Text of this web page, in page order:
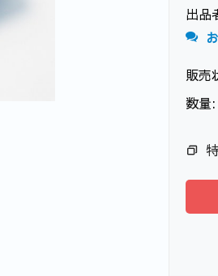
出品
販売
数量: